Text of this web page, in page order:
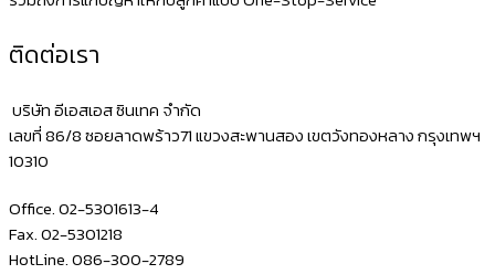
ติดต่อเรา
บริษัท อีเอสเอส ซินเทค จำกัด
เลขที่ 86/8 ซอยลาดพร้าว71 แขวงสะพานสอง เขตวังทองหลาง กรุงเทพฯ
10310
Office. 02-5301613-4
Fax. 02-5301218
HotLine. 086-300-2789